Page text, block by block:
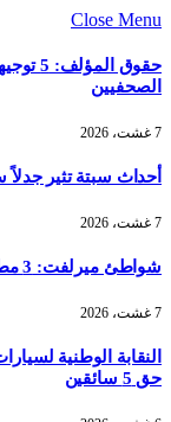
Close Menu
حقوق
الصحفيين
7 غشت، 2026
أحداث سبتة تثير جدلاً
7 غشت، 2026
شواطئ ميرلفت: 3 مطالب مدنية عاجلة لحماية البيئة وتشديد المراقبة
7 غشت، 2026
النقابة الوطنية
حق 5 سائقين